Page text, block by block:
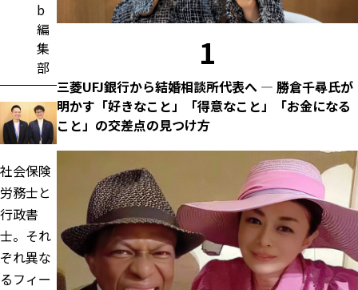
b
編
集
部
社会保険
労務士と
行政書
士。それ
ぞれ異な
るフィー
1
三菱UFJ銀行から結婚相談所代表へ ― 勝倉千尋氏が
明かす「好きなこと」「得意なこと」「お金になる
こと」の交差点の見つけ方